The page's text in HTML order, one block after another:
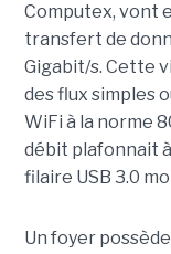
Computex, vont
transfert de
Gigabit/s. Cette
des flux simples
WiFi à la norme
débit plafonnait
filaire USB 3.0
Un foyer